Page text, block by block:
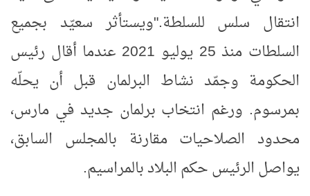
انتقال سلس للسلطة".ويستأثر سعيّد بجميع
السلطات منذ 25 يوليو 2021 عندما أقال رئيس
الحكومة وجمّد نشاط البرلمان قبل أن يحلّه
بمرسوم. ورغم انتخاب برلمان جديد في مارس،
محدود الصلاحيات مقارنة بالمجلس السابق،
يواصل الرئيس حكم البلاد بالمراسيم.